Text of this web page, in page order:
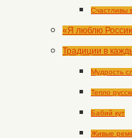
Счастливы
«Я люблю
Традиции в
Мудрость
Тепло
Бабий кут
Живые